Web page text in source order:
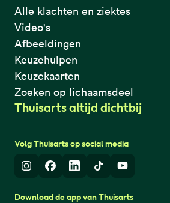
Alle klachten en ziektes
Video's
Afbeeldingen
Keuzehulpen
Keuzekaarten
Zoeken op lichaamsdeel
Thuisarts altijd dichtbij
Volg Thuisarts op social media
InstagramFacebook
LinkedInTikTokYoutube
Download de app van Thuisarts